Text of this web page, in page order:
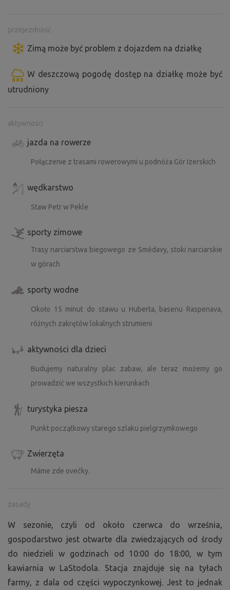
przejezdność
Zimą może być problem z dojazdem na działkę
W deszczową pogodę dostęp na działkę może być
utrudniony
aktywności
jazda na rowerze
Połączenie z trasami rowerowymi u podnóża Gór Izerskich
wędkarstwo
Staw Petr w Pekle
sporty zimowe
Trasy narciarstwa biegowego ze Smědavy, stoki narciarskie
w górach
sporty wodne
Około 15 minut do stawu u Huberta, basenu Raspenava,
różnych zakrętów lokalnych strumieni
aktywności dla dzieci
Budujemy naturalny plac zabaw, ale teraz możemy go
prowadzić we wszystkich kierunkach
turystyka piesza
Punkt początkowy starego szlaku pielgrzymkowego
Zwierzęta
Máme zde ovečky.
zasady
W sezonie, czyli od około czerwca do września,
gospodarstwo jest otwarte dla zwiedzających od środy
do niedzieli w godzinach od 10:00 do 18:00, w tym
kawiarnia w LaStodola. Stacja znajduje się na tyłach
farmy, z dala od części wypoczynkowej. Jest to jednak